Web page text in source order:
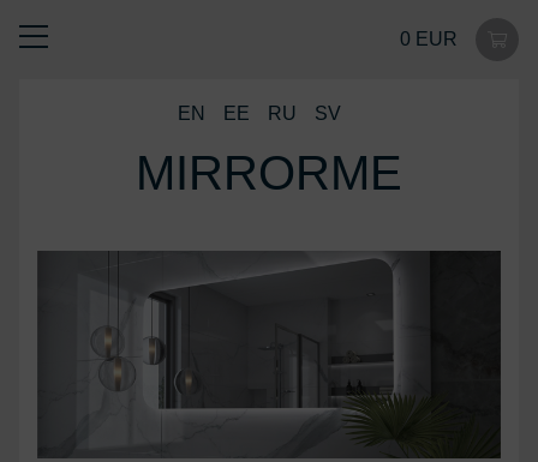
0 EUR
EN EE RU SV
MIRRORME